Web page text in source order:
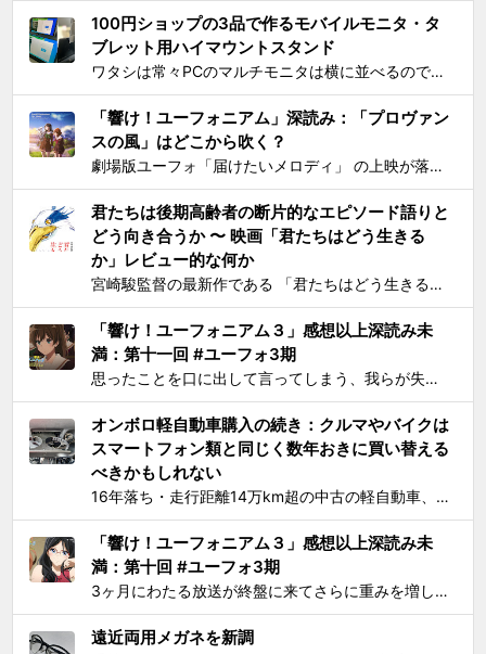
100円ショップの3品で作るモバイルモニタ・タ
ブレット用ハイマウントスタンド
ワタシは常々PCのマルチモニタは横に並べるのではなく縦に積み重ねろと主張してきたわけですが 📺📺 ← こうじゃなくて 📺 ← 📺 ← こう！ ノートPCの画面上部にモバイルモニター・タブレットをこのように配置するスタンドを探しても一長一短なので、100円ショ...
「響け！ユーフォニアム」深読み：「プロヴァン
スの風」はどこから吹く？
劇場版ユーフォ「届けたいメロディ」 の上映が落ち着いてきたので、そろそろ久美子が高校1年生時代の話をするのもおしまいにする頃合いと見て小ネタを投下。 原作小説とは違ってアニメ版では、課題曲：「プロヴァンスの風」、自由曲「三日月の舞」となっているのは皆さんご存知の通り。「...
君たちは後期高齢者の断片的なエピソード語りと
どう向き合うか 〜 映画「君たちはどう生きる
か」レビュー的な何か
宮崎駿監督の最新作である 「君たちはどう生きるか」 を、封切初日のちょうど先週に見た。 個人的には、アニメとしては楽しめたけど物語はつまらないと感じた。エンドクレジットのプロデューサー欄に実の息子である宮崎吾朗氏の名前が載ってて最悪とも思ったりしたのだが、見た直後に呟いたこと...
「響け！ユーフォニアム３」感想以上深読み未
満：第十一回 #ユーフォ3期
思ったことを口に出して言ってしまう、我らが失言王たる黄前久美子がまたもやブチかましてくれました。 「変ですよね、学校の吹奏楽って」 リアルな吹奏楽の世界では一種の禁句めいた話題らしいところまで切り込んでくるあたり、ユーフォ3の覚悟の程が再確認できます。 それはともかく久...
オンボロ軽自動車購入の続き：クルマやバイクは
スマートフォン類と同じく数年おきに買い替える
べきかもしれない
16年落ち・走行距離14万km超の中古の軽自動車、2006年式スズキKeiワークス（HN22S型）の2WD・MT版を買った のが1ヶ月とちょっと前、あれこれと手を加えては都度Twitterに報告していたが、購入当初に予定していたモデファイがだいたい落ち着いたので中間報告と、いじっ...
「響け！ユーフォニアム３」感想以上深読み未
満：第十回 #ユーフォ3期
3ヶ月にわたる放送が終盤に来てさらに重みを増して、それをどう自分なりに消化してテキストとして残せばいいかを考えてたら数週間が経過してました。難関である関西大会を前に北宇治高校吹奏楽部とその部長でひとりのユーフォニアム奏者でもある黄前久美子という人物に「史上最大の危機」が訪れたのが...
遠近両用メガネを新調